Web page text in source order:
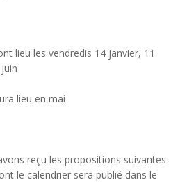
lieu les vendredis 14 janvier, 11
lieu en mai
reçu les propositions suivantes
le calendrier sera publié dans le